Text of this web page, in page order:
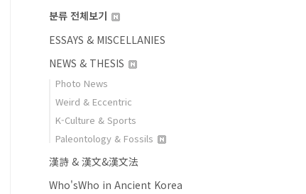
분류 전체보기
ESSAYS & MISCELLANIES
NEWS & THESIS
Photo News
Weird & Eccentric
K-Culture & Sports
Paleontology & Fossils
漢詩 & 漢文&漢文法
Who'sWho in Ancient Korea